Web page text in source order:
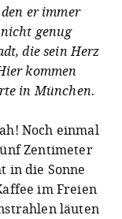
er immer
genug
die sein Herz
kommen
in München.
Noch einmal
Zentimeter
in die Sonne
im Freien
läuten